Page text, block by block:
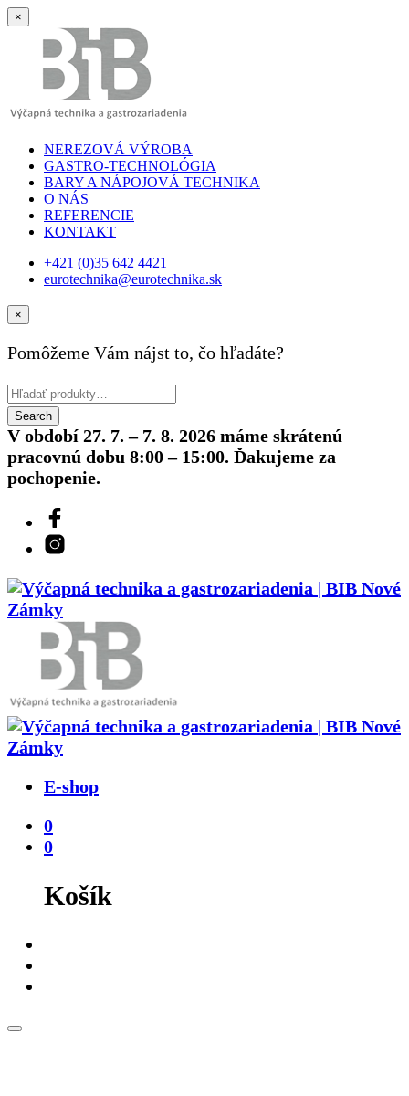
×
NEREZOVÁ VÝROBA
GASTRO-TECHNOLÓGIA
BARY A NÁPOJOVÁ TECHNIKA
O NÁS
REFERENCIE
KONTAKT
+421 (0)35 642 4421
eurotechnika@eurotechnika.sk
×
Pomôžeme Vám nájst to, čo hľadáte?
V období 27. 7. – 7. 8. 2026 máme skrátenú
pracovnú dobu 8:00 – 15:00. Ďakujeme za
pochopenie.
E-shop
0
0
Košík